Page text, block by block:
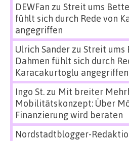
DEWFan zu Streit ums
fühlt sich durch Rede von
angegriffen
Ulrich Sanderzu Streit ums
Dahmen fühlt sich durch
Karacakurtoglu angegriffen
Ingo St.zu Mit breiter
Mobilitätskonzept: Über
Finanzierung wird beraten
Nordstadtblogger-